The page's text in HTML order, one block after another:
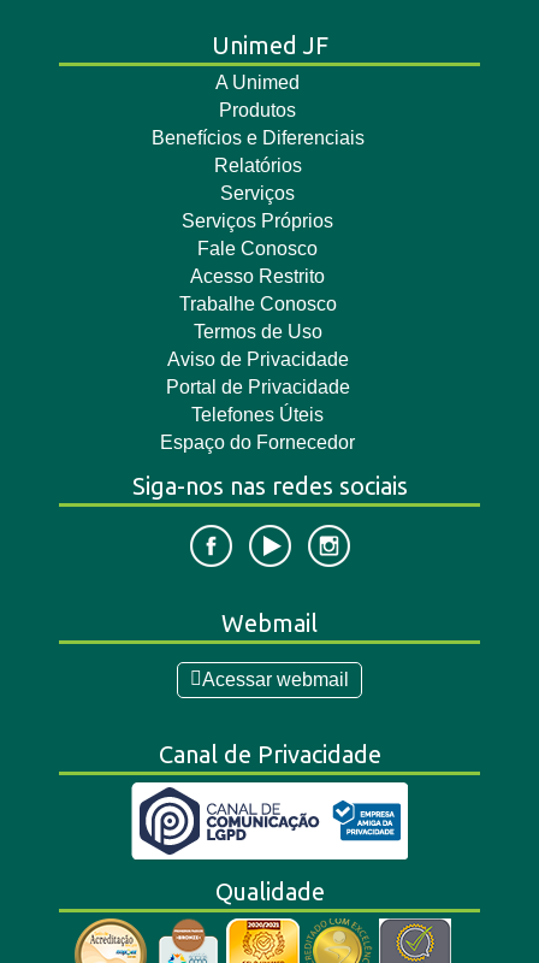
Unimed JF
A Unimed
Produtos
Benefícios e Diferenciais
Relatórios
Serviços
Serviços Próprios
Fale Conosco
Acesso Restrito
Trabalhe Conosco
Termos de Uso
Aviso de Privacidade
Portal de Privacidade
Telefones Úteis
Espaço do Fornecedor
Siga-nos nas redes sociais
Webmail
Acessar webmail
Canal de Privacidade
Qualidade